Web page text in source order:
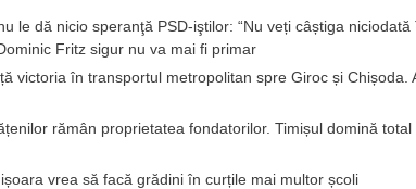
le dă nicio speranţă PSD-iştilor: “Nu veți câștiga
Fritz sigur nu va mai fi primar
victoria în transportul metropolitan spre Giroc și Chișoda.
rămân proprietatea fondatorilor. Timișul domină
vrea să facă grădini în curțile mai multor școli